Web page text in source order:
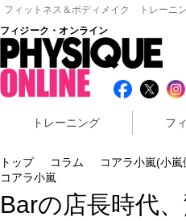
フィットネス＆ボディメイク トレーニ
フィジーク・オンライン
トレーニング フ
トップ コラム コアラ小嵐(小
コアラ小嵐
Barの店長時代